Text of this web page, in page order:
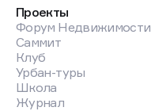
Проекты
Форум Недвижимости
Саммит
Клуб
Урбан-туры
Школа
Журнал